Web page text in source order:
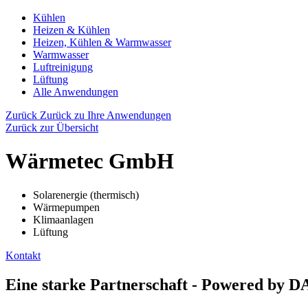
Kühlen
Heizen & Kühlen
Heizen, Kühlen & Warmwasser
Warmwasser
Luftreinigung
Lüftung
Alle Anwendungen
Zurück Zurück zu Ihre Anwendungen
Zurück zur Übersicht
Wärmetec GmbH
Solarenergie (thermisch)
Wärmepumpen
Klimaanlagen
Lüftung
Kontakt
Eine starke Partnerschaft - Powered by